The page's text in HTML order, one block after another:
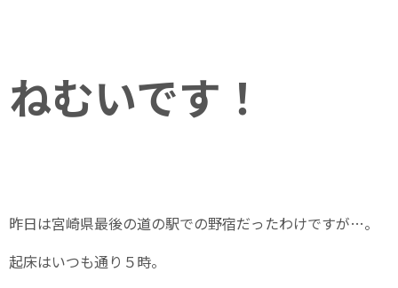
ねむいです！
昨日は宮崎県最後の道の駅での野宿だったわけですが…。
起床はいつも通り５時。